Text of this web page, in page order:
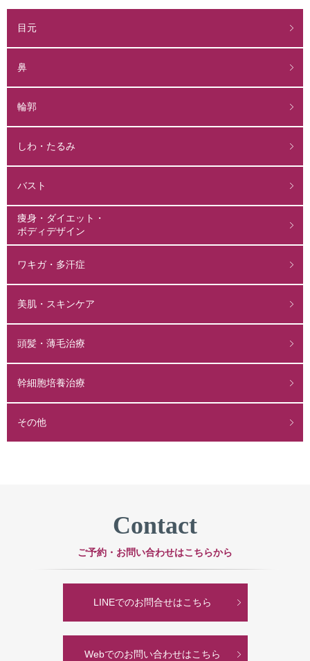
目元
鼻
輪郭
しわ・たるみ
バスト
痩身・ダイエット・
ボディデザイン
ワキガ・多汗症
美肌・スキンケア
頭髪・薄毛治療
幹細胞培養治療
その他
Contact
ご予約・お問い合わせはこちらから
LINEでのお問合せはこちら
Webでのお問い合わせはこちら